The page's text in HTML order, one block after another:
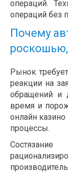
операций.
операций без
Почему
Рынок
реакции на
обращений и
время и
онлайн
процессы.